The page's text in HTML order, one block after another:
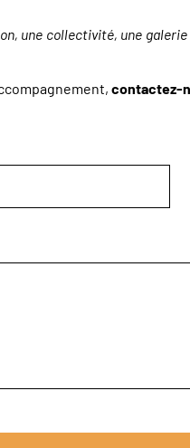
une collectivité, une
contactez-